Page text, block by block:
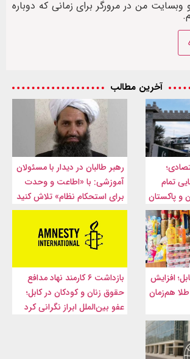
وبسایت من در مرورگر برای زمانی که دوباره
آخرین مطالب
تمام
و پاکستان
رهبر طالبان در دیدار با مسئولان
آموزشی: با «اطاعت و وحدت
برای استحکام نظام» تلاش کنید
افزایش
هم‌زمان
بازداشت ۶ کارمند نهاد مدافع
حقوق زنان و کودکان در کابل؛
عفو بین‌الملل ابراز نگرانی کرد